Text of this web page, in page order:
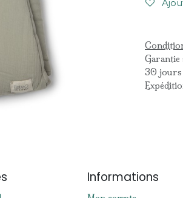
30 jours
Informations